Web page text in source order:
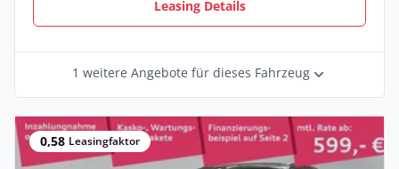
Leasing Details
1 weitere Angebote für dieses Fahrzeug
0,58 Leasingfaktor